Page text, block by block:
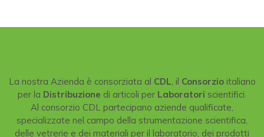
La nostra Azienda è consorziata al CDL, il Consorzioitaliano
per la Distribuzione di articoli per Laboratori scientifici.
Al consorzio CDL partecipano aziende qualificate,
specializzate nel campo della strumentazione scientifica,
delle vetrerie e dei materiali per il laboratorio, dei prodotti